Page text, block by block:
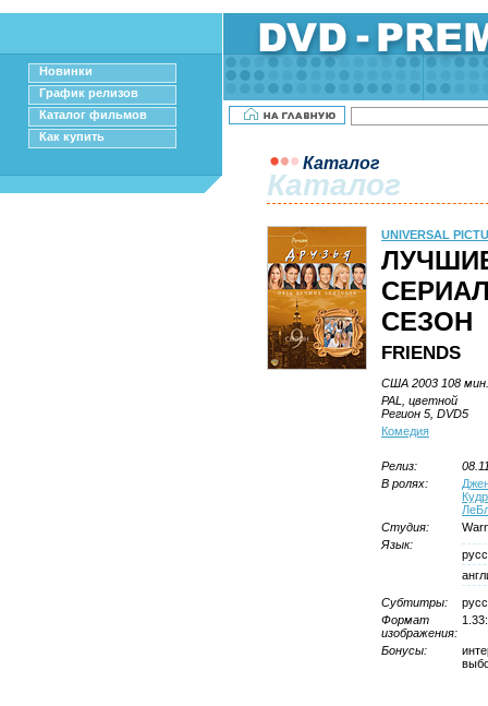
Новинки
График релизов
Каталог фильмов
Как купить
Каталог
Каталог
UNIVERSAL
СЕЗОН
FRIENDS
США 2003 108 мин.
PAL, цветной
Регион 5, DVD5
Комедия
Релиз:
В ролях:
Студия:
Язык:
Субтитры:
Формат
изображения:
Бонусы: